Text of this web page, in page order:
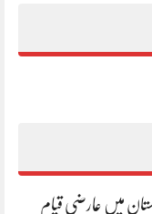
میں عارضی قیام